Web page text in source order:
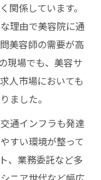
関係しています。
理由で美容院に通
美容師の需要が高
現場でも、美容サ
人市場においても
ました。
通インフラも発達
すい環境が整って
、業務委託など多